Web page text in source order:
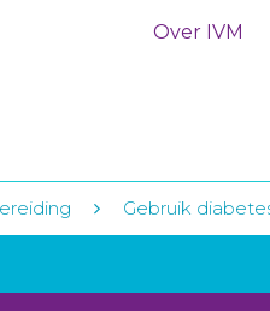
Over IVM
Gebruik